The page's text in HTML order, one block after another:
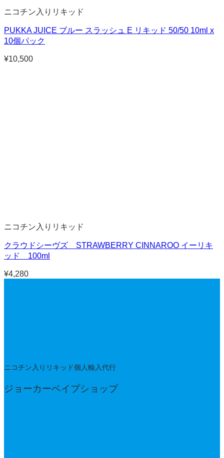
ニコチン入りリキッド
PUKKA JUICE ブルー スラッシュ E リキッド 50/50 10ml x
10個パック
¥10,500
ニコチン入りリキッド
クラウドシーヴズ STRAWBERRY CINNAROO イーリキ
ッド 100ml
¥4,280
ニコチン入りリキッド個人輸入代行
ジョーカーベイプショップ